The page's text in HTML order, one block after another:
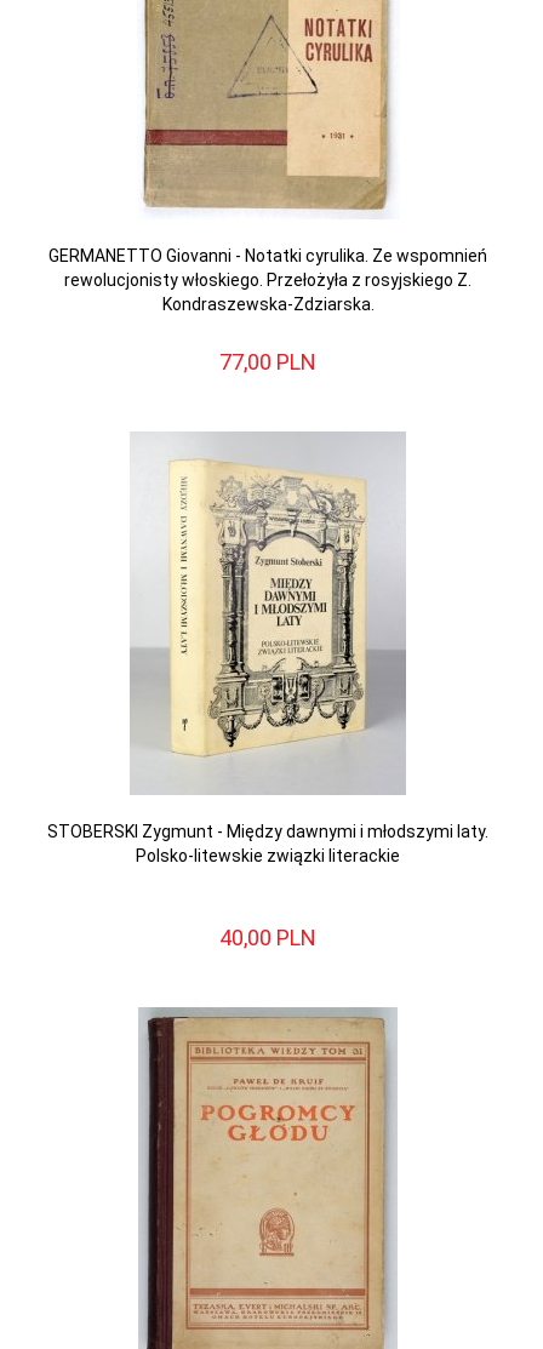
GERMANETTO Giovanni - Notatki cyrulika. Ze wspomnień
rewolucjonisty włoskiego. Przełożyła z rosyjskiego Z.
Kondraszewska-Zdziarska.
77,00 PLN
STOBERSKI Zygmunt - Między dawnymi i młodszymi laty.
Polsko-litewskie związki literackie
40,00 PLN